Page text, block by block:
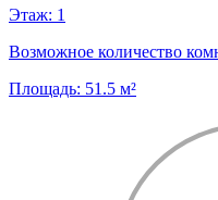
Этаж: 1
Возможное количество
Площадь: 51.5 м²